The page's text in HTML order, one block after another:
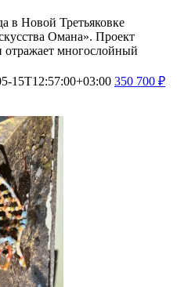
в Новой Третьяковке
Омана». Проект
отражает многослойный
15T12:57:00+03:00 350 700 ₽